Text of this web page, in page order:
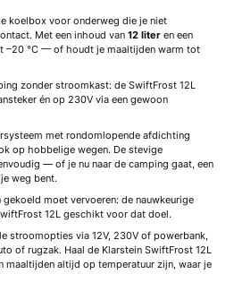
koelbox voor onderweg die je niet
Met een inhoud van 12 liter en een
–20 °C — of houdt je maaltijden warm tot
zonder stroomkast: de SwiftFrost 12L
én op 230V via een gewoon
met rondomlopende afdichting
op hobbelige wegen. De stevige
— of je nu naar de camping gaat, een
weg bent.
moet vervoeren: de nauwkeurige
12L geschikt voor dat doel.
stroomopties via 12V, 230V of powerbank,
of rugzak. Haal de Klarstein SwiftFrost 12L
maaltijden altijd op temperatuur zijn, waar je